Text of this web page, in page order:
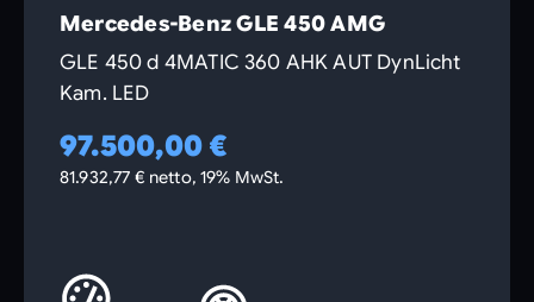
Mercedes-Benz GLE 450 AMG
GLE 450 d 4MATIC 360 AHK AUT DynLicht
Kam. LED
97.500,00 €
81.932,77 € netto, 19% MwSt.